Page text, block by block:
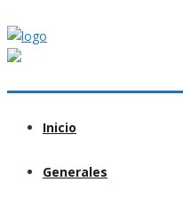
Inicio
Generales